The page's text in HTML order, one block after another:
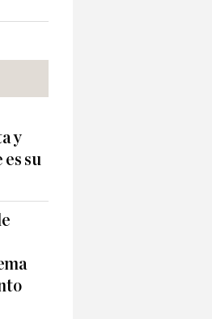
y
es su